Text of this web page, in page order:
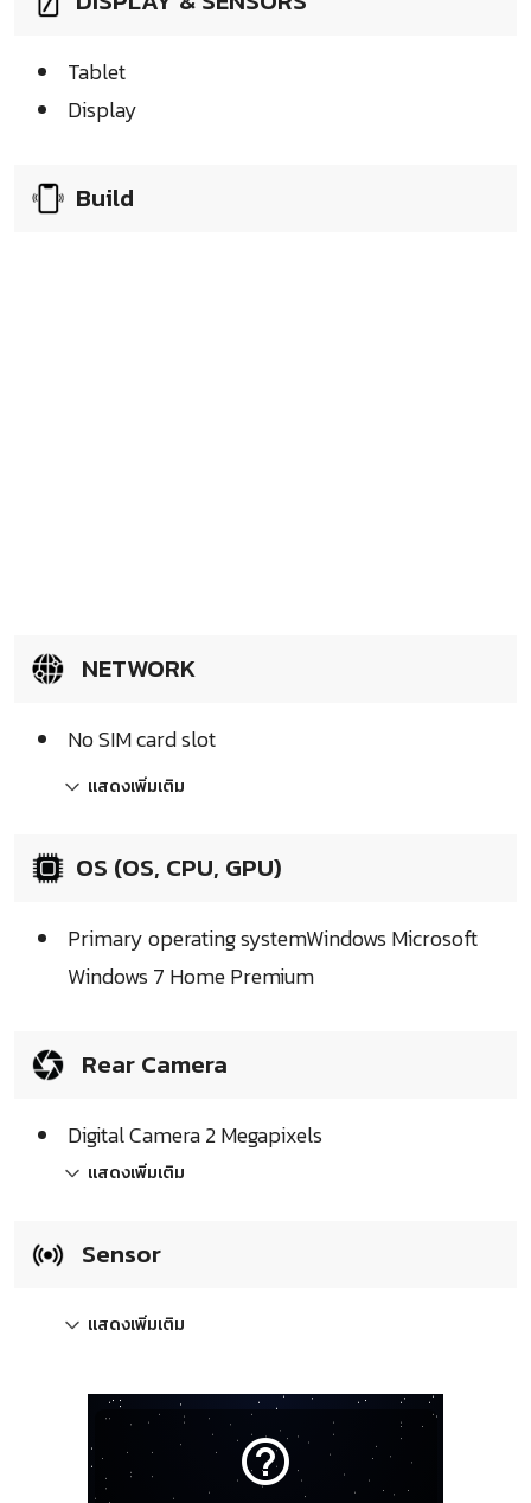
Tablet
Display
Build
NETWORK
No SIM card slot
แสดงเพิ่มเติม
OS (OS, CPU, GPU)
Primary operating systemWindows Microsoft
Windows 7 Home Premium
Rear Camera
Digital Camera 2 Megapixels
แสดงเพิ่มเติม
Sensor
แสดงเพิ่มเติม
help_outline